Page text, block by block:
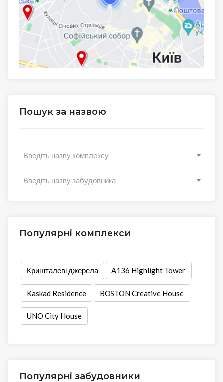
Пошук за назвою
Введіть назву комплексу
Введіть назву забудовника
Популярні комплекси
Кришталеві джерела А136 Highlight Tower
Kaskad Residence BOSTON Creative House
UNO City House
Популярні забудовники